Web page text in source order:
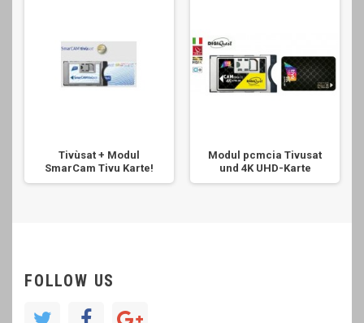
Tivùsat + Modul
SmarCam Tivu Karte!
Modul pcmcia Tivusat
und 4K UHD-Karte
FOLLOW US